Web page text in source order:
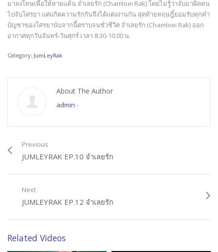
มาลงโทษเพื่อให้หายแค้น จำเลยรัก (Chamloei Rak) โดยไม่รู้ว่าจับมาผิดคน
ไปจับโศรยา แต่แกิดความรักกันจึงได้แต่งงานกัน สุดท้ายหฤษฎิ์ยอมรับทุกคำ
บัญชาของโศรยานับจากนี้ตราบจนชั่วชีวิต จำเลยรัก (Chamloei Rak) ออก
อากาศทุกวันจันทร์-วันศุกร์ เวลา 8.30-10.00 น.
Category: JumLeyRak
About The Author
admin -
Previous
JUMLEYRAK EP.10 จำเลยรัก
Next
JUMLEYRAK EP.12 จำเลยรัก
Related Videos